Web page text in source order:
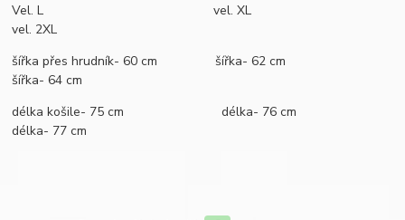
Vel. L vel. XL
vel. 2XL
šířka přes hrudník- 60 cm šířka- 62 cm
šířka- 64 cm
délka košile- 75 cm délka- 76 cm
délka- 77 cm